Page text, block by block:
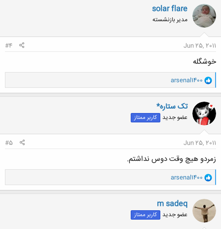
solar flare
مدیر بازنشسته
Jun 25, 2011
#4
خوشگله
و
ا
ک
ن
ش
ه
ا
arsenal1400
تک ستاره*
عضو جدید کاربر ممتاز
Jun 25, 2011
#5
زمردو هیچ وقت دوس نداشتم.
و
ا
ک
ن
ش
ه
ا
arsenal1400
m sadeq
عضو جدید کاربر ممتاز